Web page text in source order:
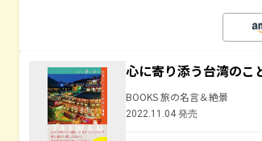
心に寄り添う台湾のこ
BOOKS 旅の名言＆絶景
2022.11.04 発売